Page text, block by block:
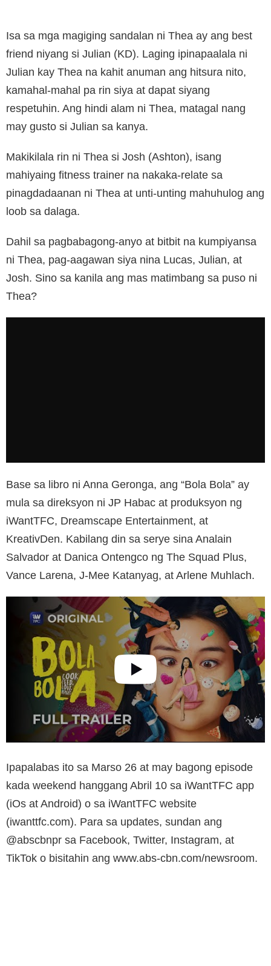
Isa sa mga magiging sandalan ni Thea ay ang best
friend niyang si Julian (KD). Laging ipinapaalala ni
Julian kay Thea na kahit anuman ang hitsura nito,
kamahal-mahal pa rin siya at dapat siyang
respetuhin. Ang hindi alam ni Thea, matagal nang
may gusto si Julian sa kanya.
Makikilala rin ni Thea si Josh (Ashton), isang
mahiyaing fitness trainer na nakaka-relate sa
pinagdadaanan ni Thea at unti-unting mahuhulog ang
loob sa dalaga.
Dahil sa pagbabagong-anyo at bitbit na kumpiyansa
ni Thea, pag-aagawan siya nina Lucas, Julian, at
Josh. Sino sa kanila ang mas matimbang sa puso ni
Thea?
Base sa libro ni Anna Geronga, ang “Bola Bola” ay
mula sa direksyon ni JP Habac at produksyon ng
iWantTFC, Dreamscape Entertainment, at
KreativDen. Kabilang din sa serye sina Analain
Salvador at Danica Ontengco ng The Squad Plus,
Vance Larena, J-Mee Katanyag, at Arlene Muhlach.
Ipapalabas ito sa Marso 26 at may bagong episode
kada weekend hanggang Abril 10 sa iWantTFC app
(iOs at Android) o sa iWantTFC website
(iwanttfc.com). Para sa updates, sundan ang
@abscbnpr sa Facebook, Twitter, Instagram, at
TikTok o bisitahin ang www.abs-cbn.com/newsroom.